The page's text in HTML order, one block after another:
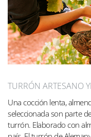
TURRÓN ARTESANO
Una cocción lenta,
seleccionada son parte
turrón. Elaborado con